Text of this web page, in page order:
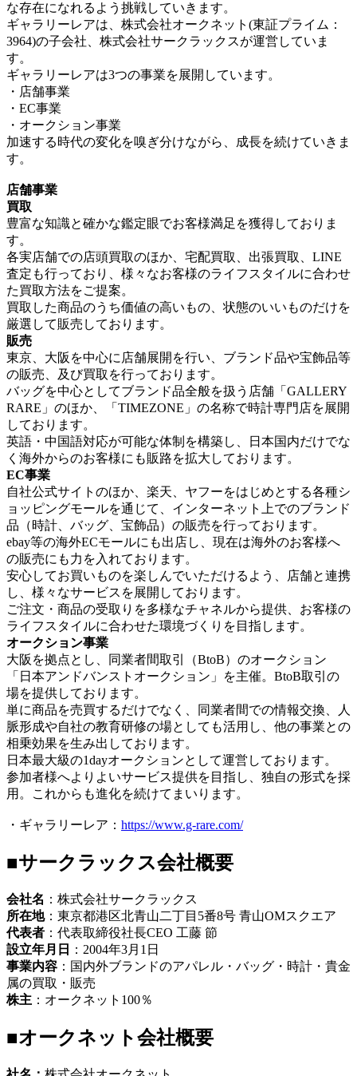
な存在になれるよう挑戦していきます。
ギャラリーレアは、株式会社オークネット(東証プライム：
3964)の子会社、株式会社サークラックスが運営していま
す。
ギャラリーレアは3つの事業を展開しています。
・店舗事業
・EC事業
・オークション事業
加速する時代の変化を嗅ぎ分けながら、成長を続けていきま
す。
店舗事業
買取
豊富な知識と確かな鑑定眼でお客様満足を獲得しておりま
す。
各実店舗での店頭買取のほか、宅配買取、出張買取、LINE
査定も行っており、様々なお客様のライフスタイルに合わせ
た買取方法をご提案。
買取した商品のうち価値の高いもの、状態のいいものだけを
厳選して販売しております。
販売
東京、大阪を中心に店舗展開を行い、ブランド品や宝飾品等
の販売、及び買取を行っております。
バッグを中心としてブランド品全般を扱う店舗「GALLERY
RARE」のほか、「TIMEZONE」の名称で時計専門店を展開
しております。
英語・中国語対応が可能な体制を構築し、日本国内だけでな
く海外からのお客様にも販路を拡大しております。
EC事業
自社公式サイトのほか、楽天、ヤフーをはじめとする各種シ
ョッピングモールを通じて、インターネット上でのブランド
品（時計、バッグ、宝飾品）の販売を行っております。
ebay等の海外ECモールにも出店し、現在は海外のお客様へ
の販売にも力を入れております。
安心してお買いものを楽しんでいただけるよう、店舗と連携
し、様々なサービスを展開しております。
ご注文・商品の受取りを多様なチャネルから提供、お客様の
ライフスタイルに合わせた環境づくりを目指します。
オークション事業
大阪を拠点とし、同業者間取引（BtoB）のオークション
「日本アンドバンストオークション」を主催。BtoB取引の
場を提供しております。
単に商品を売買するだけでなく、同業者間での情報交換、人
脈形成や自社の教育研修の場としても活用し、他の事業との
相乗効果を生み出しております。
日本最大級の1dayオークションとして運営しております。
参加者様へよりよいサービス提供を目指し、独自の形式を採
用。これからも進化を続けてまいります。
・ギャラリーレア： https://www.g-rare.com/
■サークラックス会社概要
会社名 ：株式会社サークラックス
所在地：東京都港区北青山二丁目5番8号 青山OMスクエア
代表者 ：代表取締役社長CEO 工藤 節
設立年月日
：2004年3月1日
事業内容 ：国内外ブランドのアパレル・バッグ・時計・貴金
属の買取・販売
株主 ：オークネット100％
■オークネット会社概要